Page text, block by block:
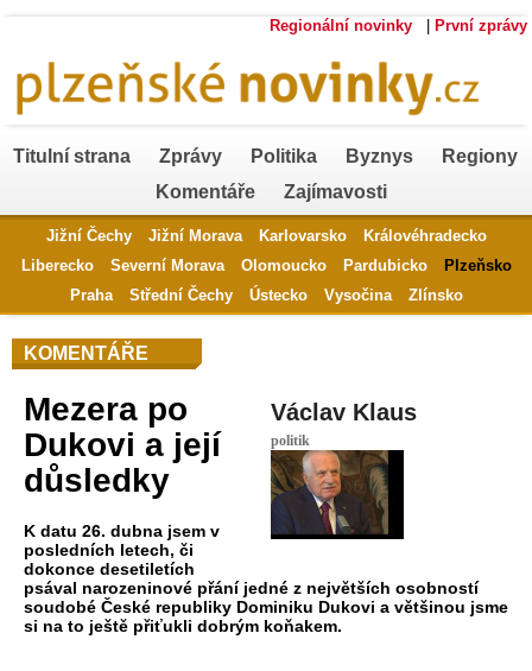
Regionální novinky První zprávy
Titulní strana Zprávy Politika Byznys
Regiony
Komentáře
Zajímavosti
Jižní Čechy Jižní Morava Karlovarsko
Královéhradecko
Liberecko
Severní Morava Olomoucko Pardubicko
Plzeňsko
Praha
Střední Čechy Ústecko Vysočina Zlínsko
KOMENTÁŘE
Václav Klaus
politik
Mezera po
Dukovi a její
důsledky
K datu 26. dubna jsem v
posledních letech, či
dokonce desetiletích
psával narozeninové přání jedné z největších osobností
soudobé České republiky Dominiku Dukovi a většinou jsme
si na to ještě přiťukli dobrým koňakem.